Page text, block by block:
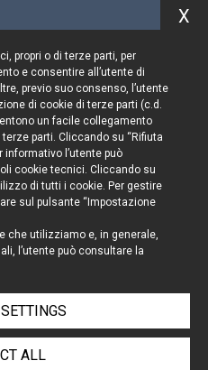
to date
policy
Notice
Legale 2026, all rights
propri o di terze parti, per
e consentire all’utente di
previo suo consenso, l’utente
di cookie di terze parti (c.d.
un facile collegamento
parti. Cliccando su “Rifiuta
l’utente può
cookie tecnici. Cliccando su
di tutti i cookie. Per gestire
sul pulsante “Impostazione
che utilizziamo e, in generale,
l’utente può consultare la
ALL
X